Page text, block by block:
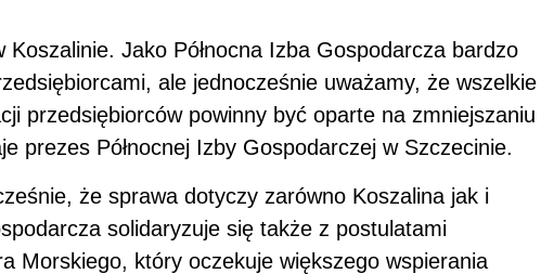
Jako Północna Izba Gospodarcza bardzo
ale jednocześnie uważamy, że wszelkie
przedsiębiorców powinny być oparte na zmniejszaniu
prezes Północnej Izby Gospodarczej w Szczecinie.
że sprawa dotyczy zarówno Koszalina jak i
solidaryzuje się także z postulatami
Morskiego, który oczekuje większego wspierania